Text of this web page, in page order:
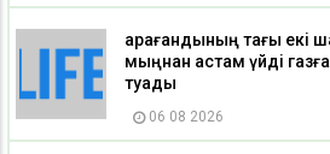
Қарағандының тағы екі
мыңнан астам үйді
туады
06 08 2026